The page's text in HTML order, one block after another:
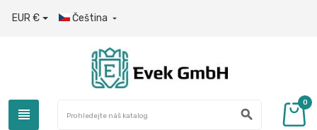
EUR € Čeština 
view_headline search
0